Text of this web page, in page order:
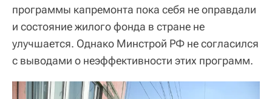
программы капремонта пока себя не оправдали
и состояние жилого фонда в стране не
улучшается. Однако Минстрой РФ не согласился
с выводами о неэффективности этих программ.